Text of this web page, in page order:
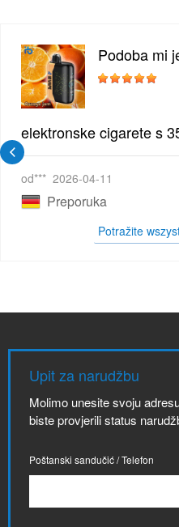
| Elegantna Voćna
Podoba mi
elektronske cigarete s
od*** 2026-04-11
Preporuka
Potražite
Upit za narudžbu
Molimo unesite svoju
biste provjerili status
Poštanski sandučić / Telefon